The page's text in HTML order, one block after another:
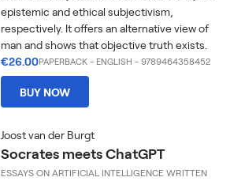
epistemic and ethical subjectivism,
respectively. It offers an alternative view of
man and shows that objective truth exists.
€26.00PAPERBACK - ENGLISH - 9789464358452
BUY NOW
Joost van der Burgt
Socrates meets ChatGPT
ESSAYS ON ARTIFICIAL INTELLIGENCE WRITTEN